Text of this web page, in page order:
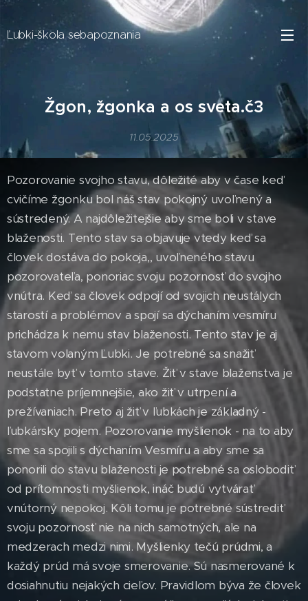
Ľubki-škola sebapoznania
Žgon, žgonka a os sveta.č3
11.05.2025
Pozorovanie svojho stavu, dôležité aby v čase keď
cvičíme žgonku bol náš stav pokojný uvoľnený a
sústredený. A najdôležitejšie aby sme boli v stave
blaženosti. Tento stav sa objavuje vtedy keď sa
človek dostáva do pokoja,, uvoľneného stavu
pozorovateľa, ponoriac svoju pozornosť do svojho
vnútra. Keď sa človek odpojí od svojich neustálych
starostí a problémov a spojí sa dýchaním vesmíru
prichádza k nemu stav blaženosti. Tento stav je aj
stavom volaným Ľubki. Je potrebné sa snažiť
neustále byť v tomto stave. Žiť v stave blaženstva je
podstatne príjemnejšie, ako žiť v utrpení a
prežívaniach. Preto aj žiť v ľubkách je základný -
ľubkársky pojem. Pozorovanie myšlienok - na to aby
sme sa spojili s dýchaním Vesmíru a aby sme sa
ponorili do stavu blaženosti je potrebné sa oslobodiť
od prítomnosti myšlienok, ináč budú vytvárať
vnútorný nepokoj. Kôli tomu je potrebné sústrediť
svoju pozornosť nie na nich samotných, ale na
medzerach medzi nimi. Myšlienky tečú prúdmi, a
každý prúd má svoje smerovanie. Sú nasmerované k
dosiahnutiu nejakých cieľov. Pravidlom býva že človek